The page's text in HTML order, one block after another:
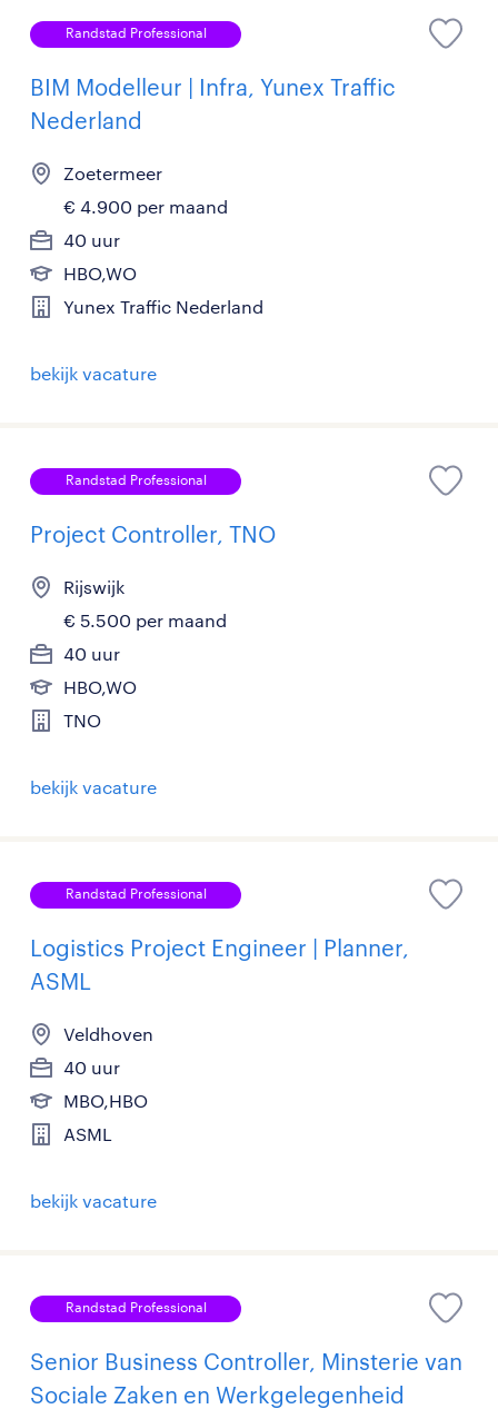
Randstad Professional
BIM Modelleur | Infra, Yunex Traffic
Nederland
Zoetermeer
€ 4.900 per maand
40 uur
HBO,WO
Yunex Traffic Nederland
bekijk vacature
Randstad Professional
Project Controller, TNO
Rijswijk
€ 5.500 per maand
40 uur
HBO,WO
TNO
bekijk vacature
Randstad Professional
Logistics Project Engineer | Planner,
ASML
Veldhoven
40 uur
MBO,HBO
ASML
bekijk vacature
Randstad Professional
Senior Business Controller, Minsterie van
Sociale Zaken en Werkgelegenheid